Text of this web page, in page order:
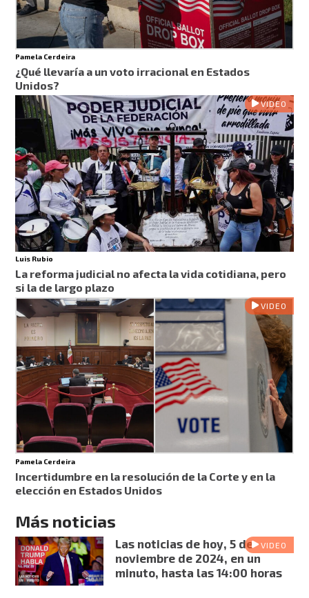
Pamela Cerdeira
¿Qué llevaría a un voto irracional en Estados
Unidos?
VIDEO
Luis Rubio
La reforma judicial no afecta la vida cotidiana, pero
si la de largo plazo
VIDEO
Pamela Cerdeira
Incertidumbre en la resolución de la Corte y en la
elección en Estados Unidos
Más noticias
VIDEO
Las noticias de hoy, 5 de
noviembre de 2024, en un
minuto, hasta las 14:00 horas